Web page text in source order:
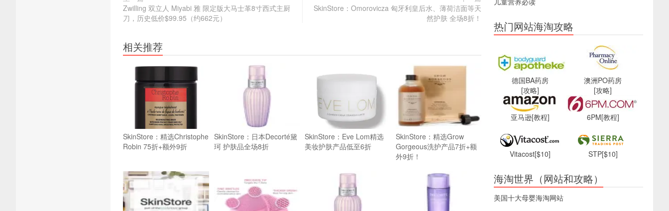
Zwilling 双立人 Miyabi 雅 限定版大马士革8寸西式主厨
刀，历史低价$99.95（约662元）
SkinStore：Omorovicza 匈牙利皇后水、薄荷洁面等天
然护肤 全场8折！
相关推荐
SkinStore：精选Christophe
Robin 75折+额外9折
SkinStore：日本Decorté黛
珂 护肤品全场8折
SkinStore：Eve Lom精选
美妆护肤产品低至6折
SkinStore：精选Grow
Gorgeous洗护产品7折+额
外9折！
热门网站海淘攻略
德国BA药房
[攻略]
澳洲PO药房
[攻略]
亚马逊[教程] 6PM[教程]
Vitacost[$10] STP[$10]
海淘世界（网站和攻略）
美国十大母婴海淘网站